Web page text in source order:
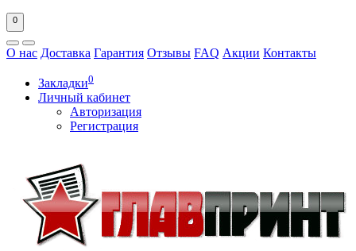
0
О нас Доставка Гарантия Отзывы FAQ Акции Контакты
Закладки0
Личный кабинет
Авторизация
Регистрация